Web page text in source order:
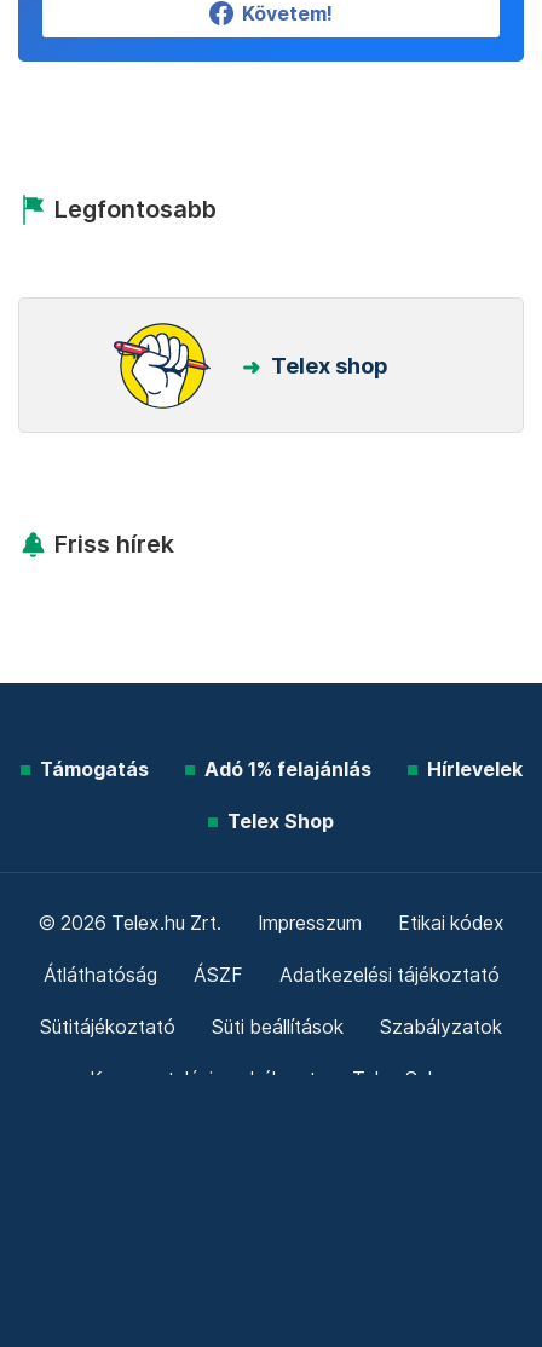
Követem!
Legfontosabb
Telex shop
Friss hírek
Támogatás Adó 1% felajánlás Hírlevelek
Telex Shop
© 2026 Telex.hu Zrt. Impresszum Etikai kódex
Átláthatóság ÁSZF Adatkezelési tájékoztató
Sütitájékoztató Süti beállítások Szabályzatok
Kommentelési szabályzat Telex Sales